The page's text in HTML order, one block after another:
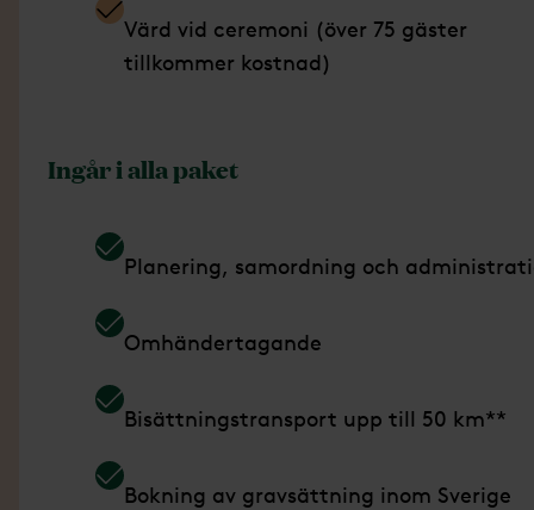
Värd vid ceremoni (över 75 gäster
tillkommer kostnad)
Ingår i alla paket
Planering, samordning och
Omhändertagande
Bisättningstransport upp till 50 km**
Bokning av gravsättning inom Sverige